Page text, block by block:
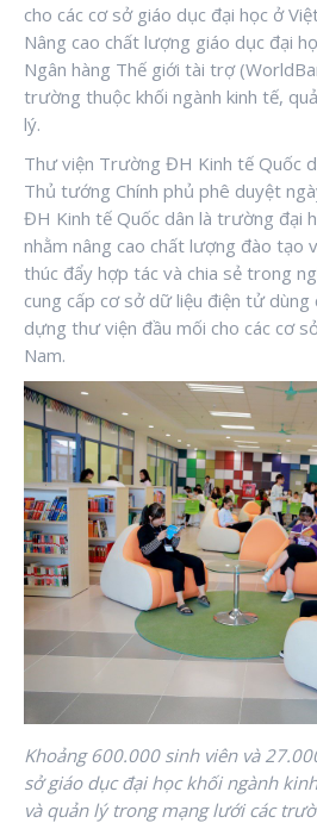
cho các cơ sở giáo dục đại học ở
Nâng cao chất lượng giáo dục đại
Ngân hàng Thế giới tài trợ
trường thuộc khối ngành kinh tế,
lý.
Thư viện Trường ĐH Kinh tế Quốc
Thủ tướng Chính phủ phê duyệt
ĐH Kinh tế Quốc dân là trường đại
nhằm nâng cao chất lượng đào tạo
thúc đẩy hợp tác và chia sẻ trong
cung cấp cơ sở dữ liệu điện tử
dựng thư viện đầu mối cho các cơ
Nam.
Khoảng 600.000 sinh viên và
sở giáo dục đại học khối ngành
và quản lý trong mạng lưới các